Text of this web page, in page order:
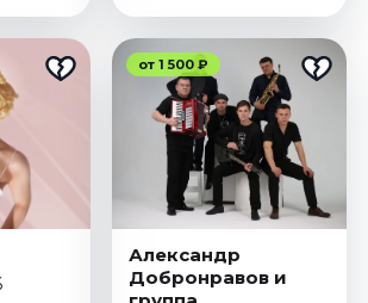
от 1 500 ₽
Александр
Добронравов и